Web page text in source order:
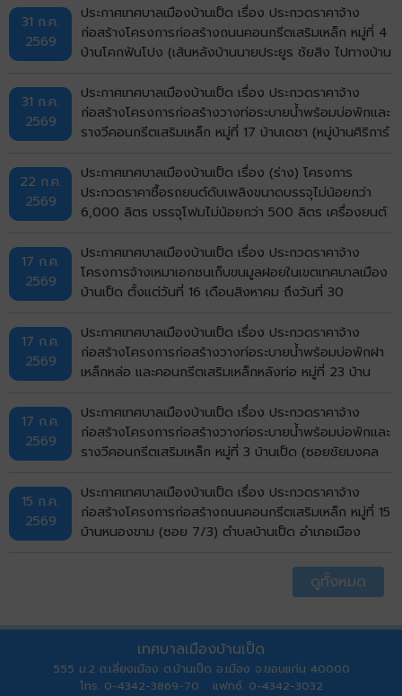
ขอนแก่น จังหวัดขอนแก่น ด้วยวิธีประกวดราคา
อิเล็กทรอนิกส์ (e-bidding)
31 ก.ค.
2569
ประกาศเทศบาลเมืองบ้านเป็ด เรื่อง ประกวดราคาจ้าง
ก่อสร้างโครงการก่อสร้างถนนคอนกรีตเสริมเหล็ก หมู่ที่ 4
บ้านโคกฟันโปง (เส้นหลังบ้านนายประยูร ชัยสิง ไปทางบ้าน
จังหวัดขอนแก่น ด้วยวิธีประกวดราคาอิเล็กทรอนิกส์ (e-
bidding)
31 ก.ค.
2569
ประกาศเทศบาลเมืองบ้านเป็ด เรื่อง ประกวดราคาจ้าง
ก่อสร้างโครงการก่อสร้างวางท่อระบายน้ำพร้อมบ่อพักและ
รางวีคอนกรีตเสริมเหล็ก หมู่ที่ 17 บ้านเดชา (หมู่บ้านศิริการ์
ด้วยวิธีประกวดราคาอิเล็กทรอนิกส์ (e-bidding)
22 ก.ค.
2569
ประกาศเทศบาลเมืองบ้านเป็ด เรื่อง (ร่าง) โครงการ
ประกวดราคาซื้อรถยนต์ดับเพลิงขนาดบรรจุไม่น้อยกว่า
6,000 ลิตร บรรจุโฟมไม่น้อยกว่า 500 ลิตร เครื่องยนต์
ตั้งระบบปั๊มแรงดันสูงและอุปกรณ์ในการดับเพลิงครบชุด
จำนวน 1 คัน ด้วยวิธีประกวดราคาอิเล็กทรอนิกส์ (e-
bidding)
17 ก.ค.
2569
ประกาศเทศบาลเมืองบ้านเป็ด เรื่อง ประกวดราคาจ้าง
โครงการจ้างเหมาเอกชนเก็บขนมูลฝอยในเขตเทศบาลเมือง
บ้านเป็ด ตั้งแต่วันที่ 16 เดือนสิงหาคม ถึงวันที่ 30
(e-bidding)
17 ก.ค.
2569
ประกาศเทศบาลเมืองบ้านเป็ด เรื่อง ประกวดราคาจ้าง
ก่อสร้างโครงการก่อสร้างวางท่อระบายน้ำพร้อมบ่อพักฝา
เหล็กหล่อ และคอนกรีตเสริมเหล็กหลังท่อ หมู่ที่ 23 บ้าน
อำเภอเมืองขอนแก่น จังหวัดขอนแก่น ด้วยวิธีประกวดราคา
อิเล็กทรอนิกส์ (e-bidding)
17 ก.ค.
2569
ประกาศเทศบาลเมืองบ้านเป็ด เรื่อง ประกวดราคาจ้าง
ก่อสร้างโครงการก่อสร้างวางท่อระบายน้ำพร้อมบ่อพักและ
รางวีคอนกรีตเสริมเหล็ก หมู่ที่ 3 บ้านเป็ด (ซอยชัยมงคล
ขอนแก่น ด้วยวิธีประกวดราคาอิเล็กทรอนิกส์ (e-bidding)
15 ก.ค.
2569
ประกาศเทศบาลเมืองบ้านเป็ด เรื่อง ประกวดราคาจ้าง
ก่อสร้างโครงการก่อสร้างถนนคอนกรีตเสริมเหล็ก หมู่ที่ 15
บ้านหนองขาม (ซอย 7/3) ตำบลบ้านเป็ด อำเภอเมือง
ดูทั้งหมด
เทศบาลเมืองบ้านเป็ด
555 ม.2 ถ.เลี่ยงเมือง ต.บ้านเป็ด อ.เมือง จ.ขอนแก่น 40000
โทร. 0-4342-3869-70 แฟกซ์. 0-4342-3032